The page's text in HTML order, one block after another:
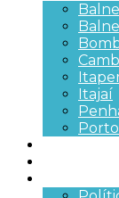
Itajaí